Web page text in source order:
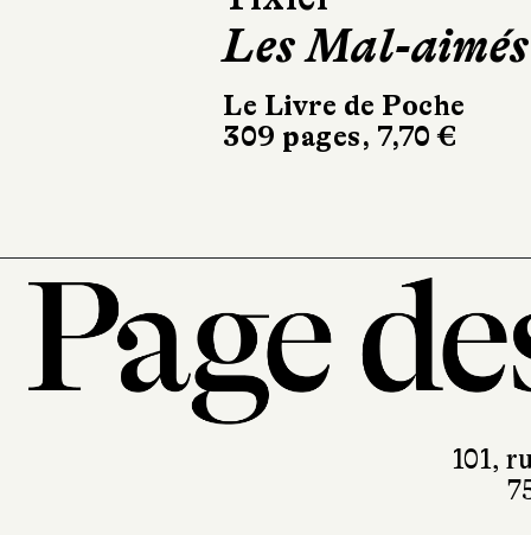
Les Mal-aimés
Le Livre de Poche
309 pages, 7,70 €
Le Livre de
101,